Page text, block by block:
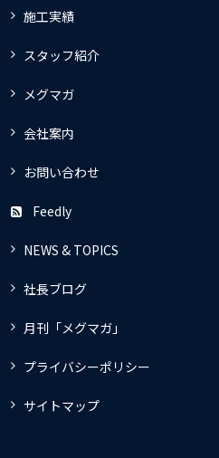
施工実績
スタッフ紹介
メグマガ
会社案内
お問い合わせ
Feedly
NEWS & TOPICS
社長ブログ
月刊「メグマガ」
プライバシーポリシー
サイトマップ